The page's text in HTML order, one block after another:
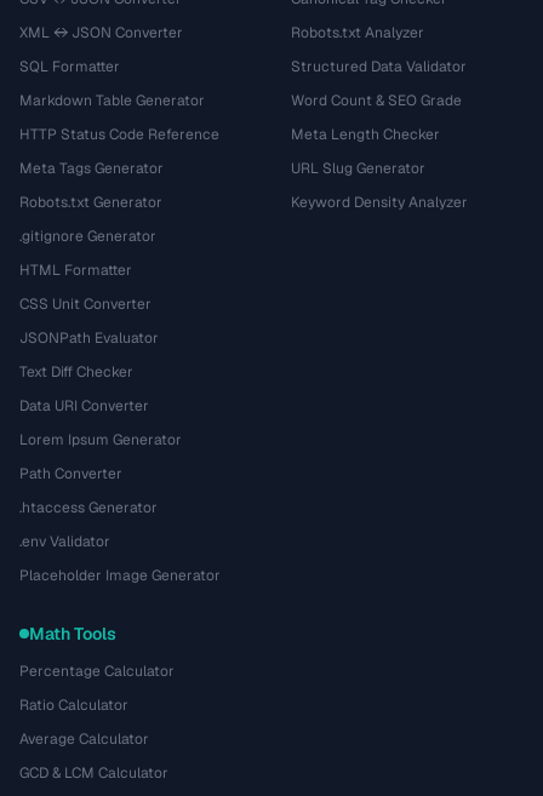
XML ↔ JSON Converter
SQL Formatter
Markdown Table Generator
HTTP Status Code Reference
Meta Tags Generator
Robots.txt Generator
.gitignore Generator
HTML Formatter
CSS Unit Converter
JSONPath Evaluator
Text Diff Checker
Data URI Converter
Lorem Ipsum Generator
Path Converter
.htaccess Generator
.env Validator
Placeholder Image Generator
Robots.txt Analyzer
Structured Data Validator
Word Count & SEO Grade
Meta Length Checker
URL Slug Generator
Keyword Density Analyzer
Math Tools
Percentage Calculator
Ratio Calculator
Average Calculator
GCD & LCM Calculator